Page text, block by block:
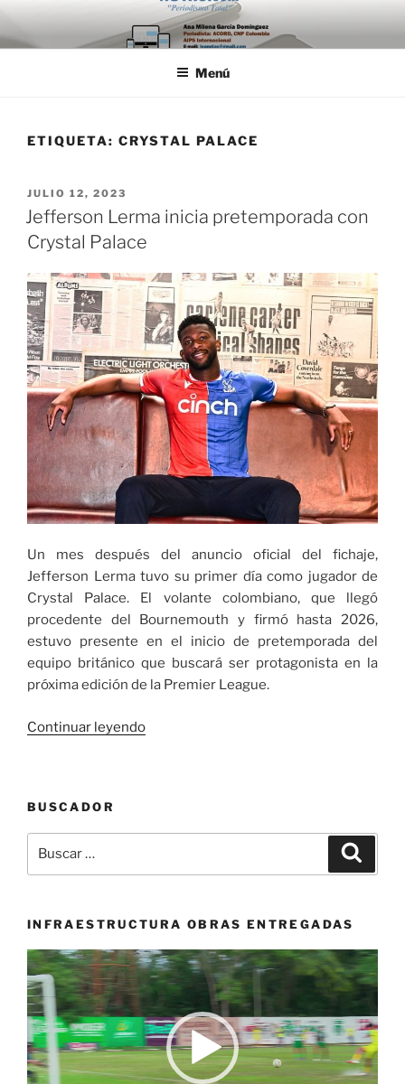
Saltar
al
contenido
Menú
ETIQUETA: CRYSTAL PALACE
PUBLICADO
EL
JULIO 12, 2023
Jefferson Lerma inicia pretemporada con
Crystal Palace
Un mes después del anuncio oficial del fichaje,
Jefferson Lerma tuvo su primer día como jugador de
Crystal Palace. El volante colombiano, que llegó
procedente del Bournemouth y firmó hasta 2026,
estuvo presente en el inicio de pretemporada del
equipo británico que buscará ser protagonista en la
próxima edición de la Premier League.
Continuar leyendo«Jefferson
Crystal
BUSCADOR
por:
INFRAESTRUCTURA OBRAS ENTREGADAS
Reproductor
de
vídeo